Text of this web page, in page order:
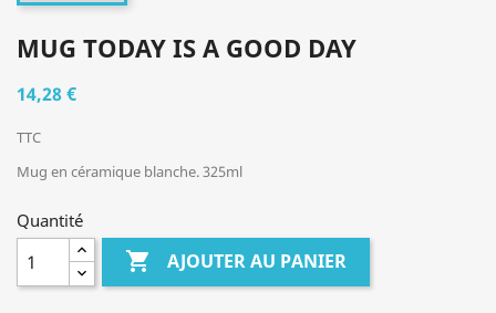
MUG TODAY IS A GOOD DAY
14,28 €
TTC
Mug en céramique blanche. 325ml
Quantité
 AJOUTER AU PANIER